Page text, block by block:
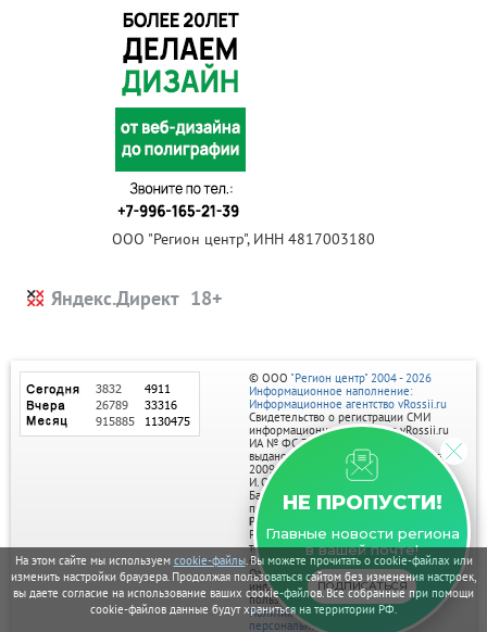
На этом сайте мы используем cookie-файлы. Вы можете прочитать о cookie-файлах или
изменить настройки браузера. Продолжая пользоваться сайтом без изменения настроек,
вы даете согласие на использование ваших cookie-файлов. Все собранные при помощи
cookie-файлов данные будут храниться на территории РФ.
ООО "Регион центр", ИНН 4817003180
Яндекс.Директ
НЕ ПРОПУСТИ!
Главные новости региона
в вашей почте!
ПОДПИСАТЬСЯ
© ООО "Регион центр" 2004 - 2026
Информационное наполнение:
Информационное агентство vRossii.ru
Свидетельство о регистрации СМИ
информационного агентства vRossii.ru
ИА № ФС 77‑35502
выдано РОСКОМНАДЗОРом 04 марта
2009г.
И. О. Главного редактора Нарыков А. Н.
Баннеры на портале размещаются на
правах рекламы.
Реклама на портале:
Рекламное агентство "Умный маркетинг"
тел. 7-910-267-70-40,
email: umnyy.marketing@yandex.ru
Отдельные публикации могут содержать
информацию, не предназначенную для
пользователей до 18 лет.
Политика в отношении обработки
персональных данных